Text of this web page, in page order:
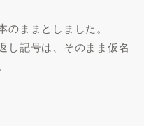
ままとしました。
し記号は、そのまま仮名